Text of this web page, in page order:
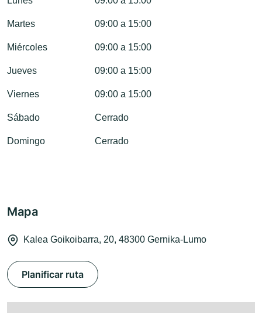
Martes 09:00 a 15:00
Miércoles 09:00 a 15:00
Jueves 09:00 a 15:00
Viernes 09:00 a 15:00
Sábado Cerrado
Domingo Cerrado
Mapa
Kalea Goikoibarra, 20, 48300 Gernika-Lumo
Planificar ruta